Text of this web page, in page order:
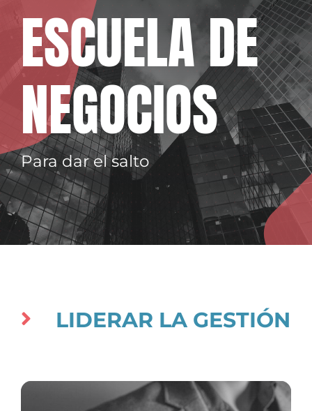
ESCUELA DE
NEGOCIOS
Para dar el salto
LIDERAR LA GESTIÓN